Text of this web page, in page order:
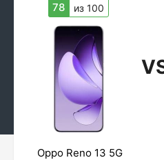
78 из 100
Oppo Reno 13 5G